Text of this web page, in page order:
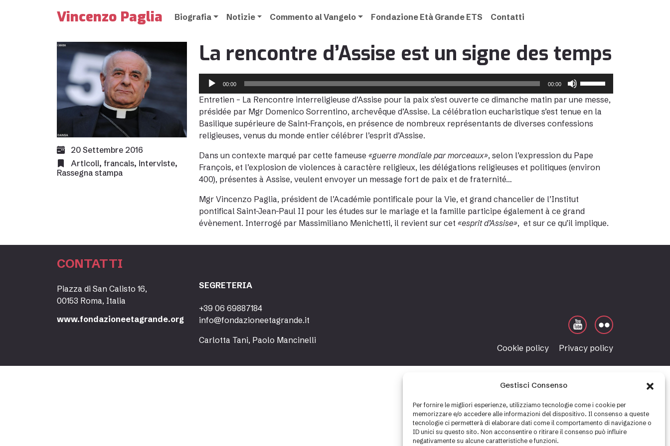
Gestisci Consenso
Per fornire le migliori esperienze, utilizziamo tecnologie come i cookie per
memorizzare e/o accedere alle informazioni del dispositivo. Il consenso a queste
tecnologie ci permetterà di elaborare dati come il comportamento di navigazione o
ID unici su questo sito. Non acconsentire o ritirare il consenso può influire
negativamente su alcune caratteristiche e funzioni.
Vincenzo Paglia Biografia Notizie Commento al Vangelo Fondazione Età Grande ETS Contatti
20 Settembre 2016
Articoli, francais, interviste,
Rassegna stampa
La rencontre d’Assise est un signe des temps
Audio
Player
00:00 00:00
tasti
freccia
su/giù
Entretien – La Rencontre interreligieuse d’Assise pour la paix s’est ouverte ce dimanche matin par une messe,
présidée par Mgr Domenico Sorrentino, archevêque d’Assise. La célébration eucharistique s’est tenue en la
Basilique supérieure de Saint-François, en présence de nombreux représentants de diverses confessions
religieuses, venus du monde entier célébrer l’esprit d’Assise.
Dans un contexte marqué par cette fameuse «guerre mondiale par morceaux», selon l’expression du Pape
François, et l’explosion de violences à caractère religieux, les délégations religieuses et politiques (environ
400), présentes à Assise, veulent envoyer un message fort de paix et de fraternité…
Mgr Vincenzo Paglia, président de l’Académie pontificale pour la Vie, et grand chancelier de l’Institut
pontifical Saint-Jean-Paul II pour les études sur le mariage et la famille participe également à ce grand
évènement. Interrogé par Massimiliano Menichetti, il revient sur cet «esprit d’Assise», et sur ce qu’il implique.
CONTATTI
Piazza di San Calisto 16,
00153 Roma, Italia
www.fondazioneetagrande.org
SEGRETERIA
+39 06 69887184
info@fondazioneetagrande.it
Carlotta Tani, Paolo Mancinelli
Cookie policy
Privacy policy